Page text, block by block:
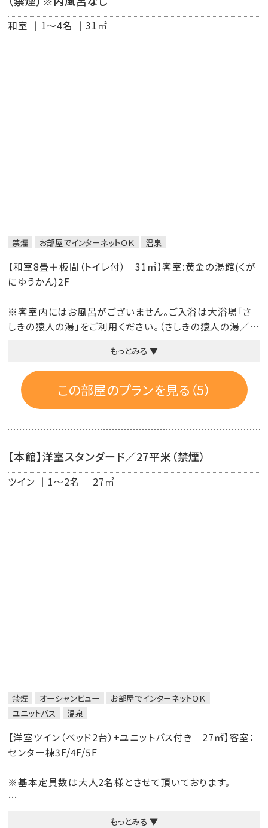
タオル、館内着、スリッパ
和室 1～4名 31㎡
禁煙 お部屋でインターネットＯＫ 温泉
【和室8畳＋板間（トイレ付） 31㎡】客室:黄金の湯館(くが
にゆうかん)2F
※客室内にはお風呂がございません。ご入浴は大浴場「さ
しきの猿人の湯」をご利用ください。（さしきの猿人の湯／営
※黄金の湯館(くがにゆうかん)は2階建てのため、エレベー
ターがございません。2階へは階段でのご移動となります。
■禁煙ルーム
■客室設備：洗面台・冷暖房・冷蔵庫・テレビ・電話・電気ポ
■客室アメニティ：歯ブラシセット・ハンドソープ・フェイスタ
オル、バスタオル、浴衣、スリッパ
もっとみる ▼
この部屋のプランを見る（5）
【本館】洋室スタンダード／27平米（禁煙）
ツイン 1～2名 27㎡
禁煙 オーシャンビュー
お部屋でインターネットＯＫ
ユニットバス
温泉
【洋室ツイン（ベッド2台）+ユニットバス付き 27㎡】客室：
センター棟3F/4F/5F
※基本定員数は大人2名様とさせて頂いております。
もっとみる ▼